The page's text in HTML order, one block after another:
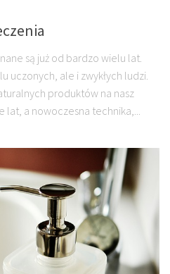
są już od bardzo wielu lat.
uczonych, ale i zwykłych ludzi.
produktów na nasz
a nowoczesna technika,...